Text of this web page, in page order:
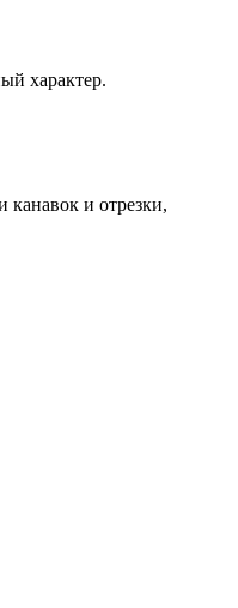
характер.
канавок и отрезки,